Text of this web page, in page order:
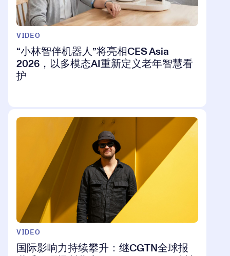
VIDEO
“小林智伴机器人”将亮相CES Asia
2026，以多模态AI重新定义老年智慧看
护
VIDEO
国际影响力持续攀升：继CGTN全球报